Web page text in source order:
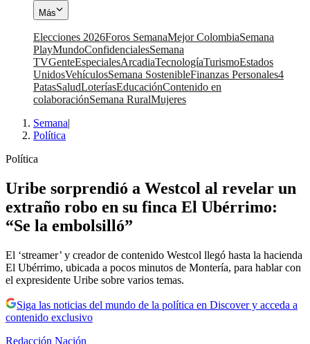
Más
Elecciones 2026Foros SemanaMejor ColombiaSemana
PlayMundoConfidencialesSemana
TVGenteEspecialesArcadiaTecnologíaTurismoEstados
UnidosVehículosSemana SostenibleFinanzas Personales4
PatasSaludLoteríasEducaciónContenido en
colaboraciónSemana RuralMujeres
Semana|
Política
Política
Uribe sorprendió a Westcol al revelar un
extraño robo en su finca El Ubérrimo:
“Se la embolsilló”
El ‘streamer’ y creador de contenido Westcol llegó hasta la hacienda
El Ubérrimo, ubicada a pocos minutos de Montería, para hablar con
el expresidente Uribe sobre varios temas.
Siga las noticias del mundo de la política en Discover y acceda a
contenido exclusivo
Redacción Nación